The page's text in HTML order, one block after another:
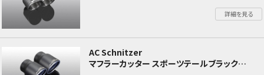
詳細を見る
AC Schnitzer
マフラーカッター スポーツテールブラック